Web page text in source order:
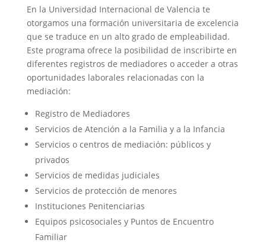
En la Universidad Internacional de Valencia te
otorgamos una formación universitaria de excelencia
que se traduce en un alto grado de empleabilidad.
Este programa ofrece la posibilidad de inscribirte en
diferentes registros de mediadores o acceder a otras
oportunidades laborales relacionadas con la
mediación:
Registro de Mediadores
Servicios de Atención a la Familia y a la Infancia
Servicios o centros de mediación: públicos y
privados
Servicios de medidas judiciales
Servicios de protección de menores
Instituciones Penitenciarias
Equipos psicosociales y Puntos de Encuentro
Familiar